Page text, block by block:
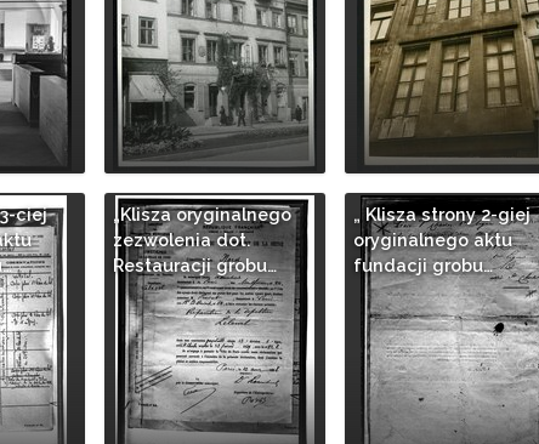
ciej
„Klisza oryginalnego
zezwolenia dot.
Restauracji grobu…
„ Klisza strony 2-giej
oryginalnego aktu
fundacji grobu…